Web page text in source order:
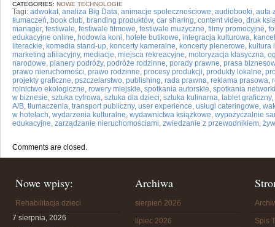
CATEGORIES: NOWE TECHNOLOGIE
Tagi: adwokat, analiza Big Data, animacje społecznościowe, audiobooki, auta
tłumaczeń, book club, branding produktów, car sharing, content video, druk
manager, festiwale, festiwale filmowe, festiwale muzyczne, filmy promocyjne,
edukacyjne online, hodowla koni, hotele butikowe, integracja kulturowa,
literackie, komedia stand-up, koncerty kameralne, koncerty plenerowe, kultura
marketing afiliacyjny, mediacje, miejsca rekreacyjne, motoryzacja klasyczna,
narodowe, planery podróży, podróże rodzinne, porady prawne, prasa
prawo nieruchomości, prawo rodzinne, procesy produkcji, produkty lokalne,
projekty graficzne, pszczelarstwo, publishing, rada prawna, reklama prasowa,
rolnictwo ekologiczne, rowery miejskie, spotkania autorskie, spotkania
w biznesie, sztuka cyfrowa, sztuka dla dzieci, sztuka kulinarna, tablet graficzny,
A/B, tłumaczenia, transport publiczny, user experience, usługi cateringowe,
w hotelach, wydarzenia kulturalne, wydawnictwa książkowe, wypożyczalnie
edukacyjne, zarządzanie nieruchomościami, zwiedzanie z przewodnikiem,
Comments are closed.
Nowe wpisy:
Rehabilitacja dzieci
7 sierpnia, 2026
Archiwa
sierpień 2026
lipiec 2026 Spis